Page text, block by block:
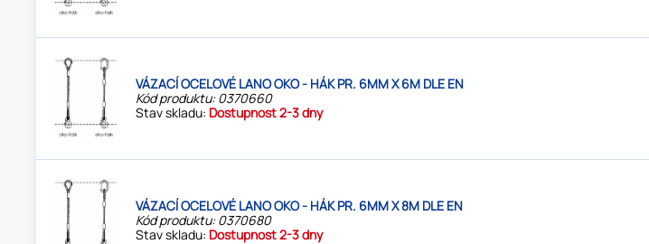
VÁZACÍ OCELOVÉ LANO OKO - HÁK PR. 6MM X 6M DLE EN
Kód produktu: 0370660
Stav skladu: Dostupnost 2-3 dny
VÁZACÍ OCELOVÉ LANO OKO - HÁK PR. 6MM X 8M DLE EN
Kód produktu: 0370680
Stav skladu: Dostupnost 2-3 dny